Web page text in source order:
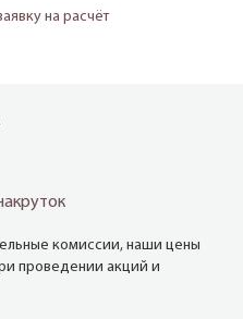
на расчёт
комиссии, наши цены
проведении акций и